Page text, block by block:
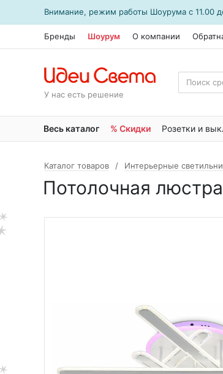
Внимание, режим работы Шоурума с 11.00
Бренды Шоурум О компании
У нас есть решение
Весь каталог % Скидки Розетки и
Каталог товаров Интерьерные
Потолочная